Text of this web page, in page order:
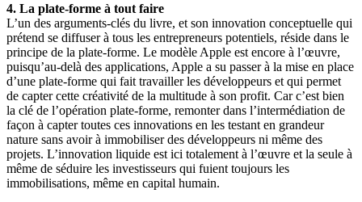
4. La plate-forme à tout faire
L’un des arguments-clés du livre, et son innovation conceptuelle qui
prétend se diffuser à tous les entrepreneurs potentiels, réside dans le
principe de la plate-forme. Le modèle Apple est encore à l’œuvre,
puisqu’au-delà des applications, Apple a su passer à la mise en place
d’une plate-forme qui fait travailler les développeurs et qui permet
de capter cette créativité de la multitude à son profit. Car c’est bien
la clé de l’opération plate-forme, remonter dans l’intermédiation de
façon à capter toutes ces innovations en les testant en grandeur
nature sans avoir à immobiliser des développeurs ni même des
projets. L’innovation liquide est ici totalement à l’œuvre et la seule à
même de séduire les investisseurs qui fuient toujours les
immobilisations, même en capital humain.